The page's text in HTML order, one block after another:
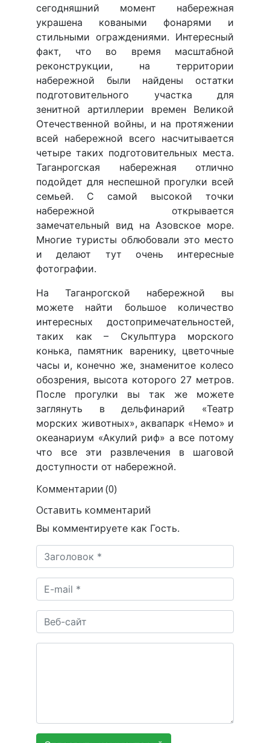
сегодняшний момент набережная
украшена коваными фонарями и
стильными ограждениями. Интересный
факт, что во время масштабной
реконструкции, на территории
набережной были найдены остатки
подготовительного участка для
зенитной артиллерии времен Великой
Отечественной войны, и на протяжении
всей набережной всего насчитывается
четыре таких подготовительных места.
Таганрогская набережная отлично
подойдет для неспешной прогулки всей
семьей. С самой высокой точки
набережной открывается
замечательный вид на Азовское море.
Многие туристы облюбовали это место
и делают тут очень интересные
фотографии.
На Таганрогской набережной вы
можете найти большое количество
интересных достопримечательностей,
таких как – Скульптура морского
конька, памятник варенику, цветочные
часы и, конечно же, знаменитое колесо
обозрения, высота которого 27 метров.
После прогулки вы так же можете
заглянуть в дельфинарий «Театр
морских животных», аквапарк «Немо» и
океанариум «Акулий риф» а все потому
что все эти развлечения в шаговой
доступности от набережной.
Комментарии (0)
Оставить комментарий
Вы комментируете как Гость.